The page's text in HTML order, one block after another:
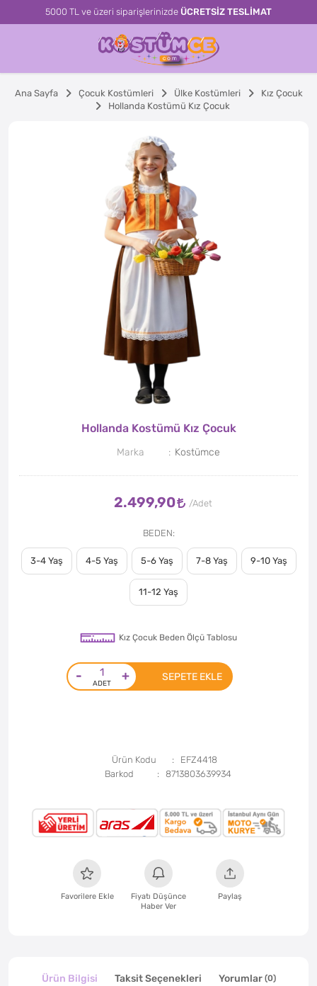
5000 TL ve üzeri siparişlerinizde ÜCRETSİZ TESLİMAT
Ana Sayfa Çocuk Kostümleri Ülke Kostümleri
Kız Çocuk
Hollanda Kostümü Kız Çocuk
Hollanda Kostümü Kız Çocuk
Marka Kostümce
2.499,90
BEDEN
3-4 Yaş 4-5 Yaş 5-6 Yaş 7-8 Yaş 9-10 Yaş
11-12 Yaş
Kız Çocuk Beden Ölçü Tablosu
- + SEPETE EKLE
Ürün Kodu
EFZ4418
Barkod
8713803639934
Favorilere Ekle
Fiyatı Düşünce
Haber Ver
Paylaş
Ürün Bilgisi Taksit Seçenekleri Yorumlar (0)